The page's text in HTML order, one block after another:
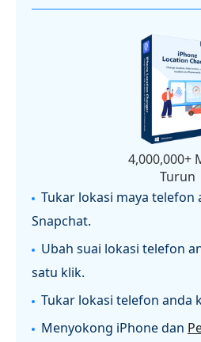
4,000,000+
Turun
Tukar lokasi maya
Snapchat.
Ubah suai lokasi telefon
satu klik.
Tukar lokasi telefon anda
Menyokong iPhone dan